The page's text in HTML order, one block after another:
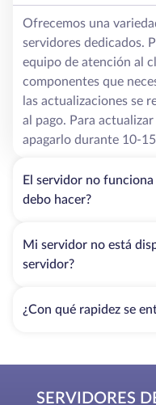
Ofrecemos una
servidores dedicados.
equipo de atención al
componentes que
las actualizaciones se
al pago. Para
apagarlo durante 10-
El servidor no
debo hacer?
Mi servidor no está
servidor?
¿Con qué rapidez se
SERVIDORES